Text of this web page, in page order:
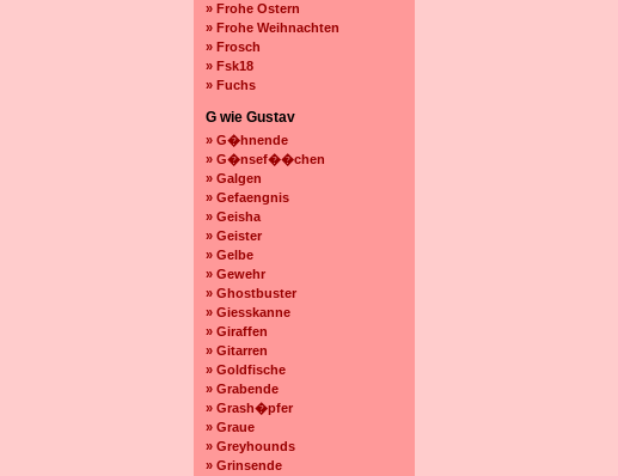
» Frohe Ostern
» Frohe Weihnachten
» Frosch
» Fsk18
» Fuchs
G wie Gustav
» G�hnende
» G�nsef��chen
» Galgen
» Gefaengnis
» Geisha
» Geister
» Gelbe
» Gewehr
» Ghostbuster
» Giesskanne
» Giraffen
» Gitarren
» Goldfische
» Grabende
» Grash�pfer
» Graue
» Greyhounds
» Grinsende